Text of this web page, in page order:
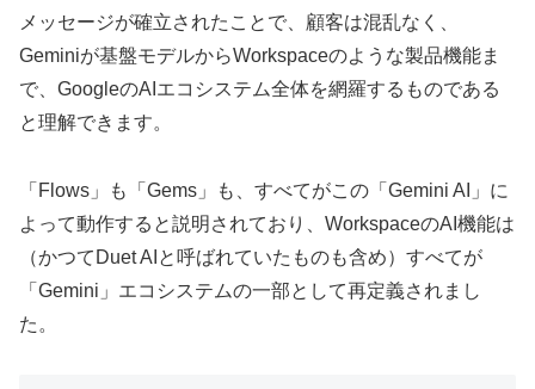
メッセージが確立されたことで、顧客は混乱なく、
Geminiが基盤モデルからWorkspaceのような製品機能ま
で、GoogleのAIエコシステム全体を網羅するものである
と理解できます。
「Flows」も「Gems」も、すべてがこの「Gemini AI」に
よって動作すると説明されており、WorkspaceのAI機能は
（かつてDuet AIと呼ばれていたものも含め）すべてが
「Gemini」エコシステムの一部として再定義されまし
た。